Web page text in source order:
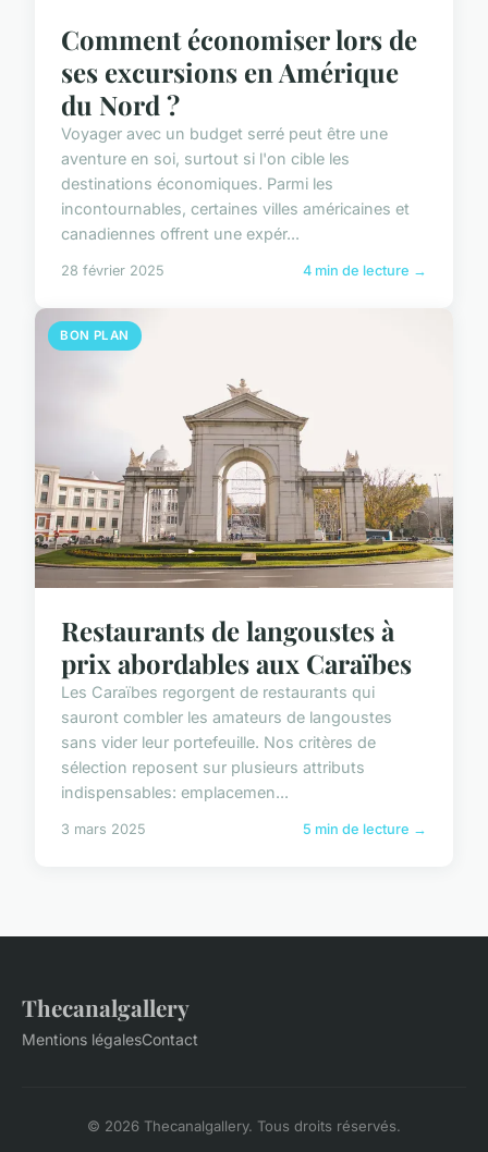
Comment économiser lors de
ses excursions en Amérique
du Nord ?
Voyager avec un budget serré peut être une
aventure en soi, surtout si l'on cible les
destinations économiques. Parmi les
incontournables, certaines villes américaines et
canadiennes offrent une expér...
28 février 2025 4 min de lecture →
BON PLAN
Restaurants de langoustes à
prix abordables aux Caraïbes
Les Caraïbes regorgent de restaurants qui
sauront combler les amateurs de langoustes
sans vider leur portefeuille. Nos critères de
sélection reposent sur plusieurs attributs
indispensables: emplacemen...
3 mars 2025 5 min de lecture →
Thecanalgallery
Mentions légalesContact
© 2026 Thecanalgallery. Tous droits réservés.